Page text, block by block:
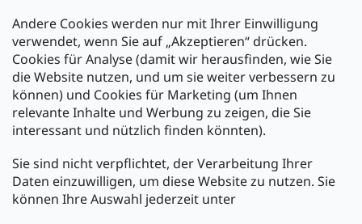
Andere Cookies werden nur mit Ihrer Einwilligung
verwendet, wenn Sie auf „Akzeptieren“ drücken.
Cookies für Analyse (damit wir herausfinden, wie Sie
die Website nutzen, und um sie weiter verbessern zu
können) und Cookies für Marketing (um Ihnen
relevante Inhalte und Werbung zu zeigen, die Sie
interessant und nützlich finden könnten).
Sie sind nicht verpflichtet, der Verarbeitung Ihrer
Daten einzuwilligen, um diese Website zu nutzen. Sie
können Ihre Auswahl jederzeit unter
Zahlarten:
Newsletter abonnieren
Legen Sie Ihre E-Mail ein und wir werden Ihnen Informationen